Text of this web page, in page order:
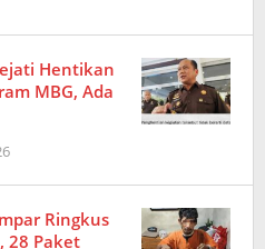
Hentikan
MBG, Ada
Ringkus
28 Paket